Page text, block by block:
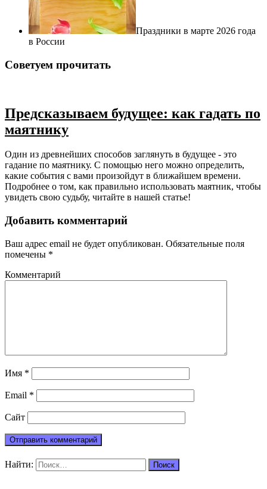
Праздники в марте 2026 года
в России
Советуем прочитать
Предсказываем будущее: как гадать по
маятнику
Один из древнейших способов заглянуть в будущее - это
гадание по маятнику. С помощью него можно определить,
какие события с вами произойдут в ближайшем времени.
Подробнее о том, как правильно использовать маятник, чтобы
увидеть свою судьбу, читайте в нашей статье!
Добавить комментарий
Ваш адрес email не будет опубликован. Обязательные поля
помечены *
Комментарий
Имя *
Email *
Сайт
Найти: